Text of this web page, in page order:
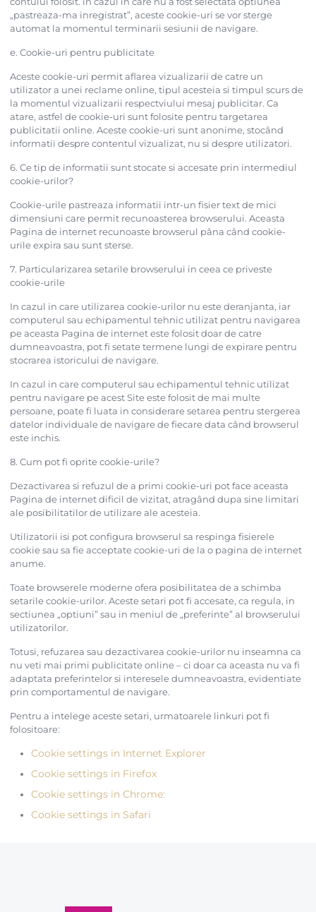
„pastreaza-ma inregistrat”, aceste cookie-uri se vor sterge
automat la momentul terminarii sesiunii de navigare.
e. Cookie-uri pentru publicitate
Aceste cookie-uri permit aflarea vizualizarii de catre un
utilizator a unei reclame online, tipul acesteia si timpul scurs de
la momentul vizualizarii respectviului mesaj publicitar. Ca
atare, astfel de cookie-uri sunt folosite pentru targetarea
publicitatii online. Aceste cookie-uri sunt anonime, stocând
informatii despre contentul vizualizat, nu si despre utilizatori.
6. Ce tip de informatii sunt stocate si accesate prin intermediul
cookie-urilor?
Cookie-urile pastreaza informatii intr-un fisier text de mici
dimensiuni care permit recunoasterea browserului. Aceasta
Pagina de internet recunoaste browserul pâna când cookie-
urile expira sau sunt sterse.
7. Particularizarea setarile browserului in ceea ce priveste
cookie-urile
In cazul in care utilizarea cookie-urilor nu este deranjanta, iar
computerul sau echipamentul tehnic utilizat pentru navigarea
pe aceasta Pagina de internet este folosit doar de catre
dumneavoastra, pot fi setate termene lungi de expirare pentru
stocrarea istoricului de navigare.
In cazul in care computerul sau echipamentul tehnic utilizat
pentru navigare pe acest Site este folosit de mai multe
persoane, poate fi luata in considerare setarea pentru stergerea
datelor individuale de navigare de fiecare data când browserul
este inchis.
8. Cum pot fi oprite cookie-urile?
Dezactivarea si refuzul de a primi cookie-uri pot face aceasta
Pagina de internet dificil de vizitat, atragând dupa sine limitari
ale posibilitatilor de utilizare ale acesteia.
Utilizatorii isi pot configura browserul sa respinga fisierele
cookie sau sa fie acceptate cookie-uri de la o pagina de internet
anume.
Toate browserele moderne ofera posibilitatea de a schimba
setarile cookie-urilor. Aceste setari pot fi accesate, ca regula, in
sectiunea „optiuni” sau in meniul de „preferinte” al browserului
utilizatorilor.
Totusi, refuzarea sau dezactivarea cookie-urilor nu inseamna ca
nu veti mai primi publicitate online – ci doar ca aceasta nu va fi
adaptata preferintelor si interesele dumneavoastra, evidentiate
prin comportamentul de navigare.
Pentru a intelege aceste setari, urmatoarele linkuri pot fi
folositoare:
Cookie settings in Internet Explorer
Cookie settings in Firefox
Cookie settings in Chrome:
Cookie settings in Safari